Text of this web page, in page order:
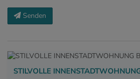
Senden
STILVOLLE